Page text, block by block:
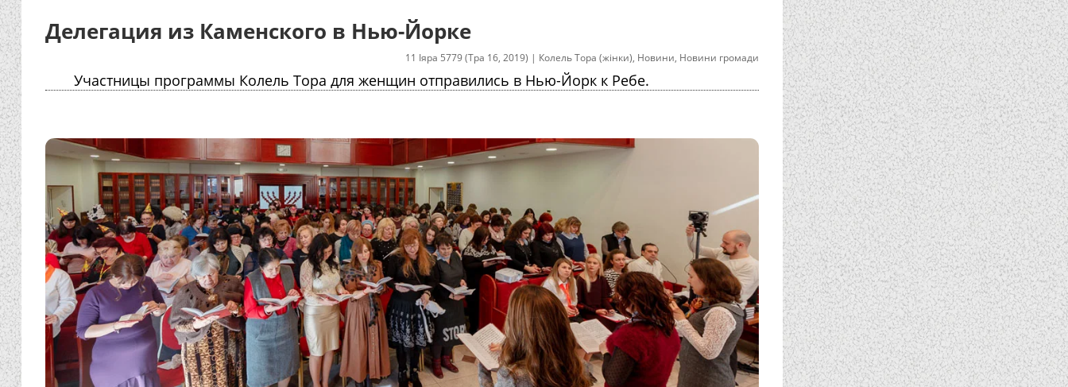
Делегация из Каменского в Нью-Йорке
11 Іяра 5779 (Тра 16, 2019) | Колель Тора (жінки), Новини, Новини громади
Участницы программы Колель Тора для женщин отправились в Нью-Йорк к Ребе.